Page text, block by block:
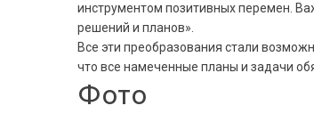
инструментом позитивных перемен.
решений и планов».
Все эти преобразования стали
что все намеченные планы и задачи
Фото